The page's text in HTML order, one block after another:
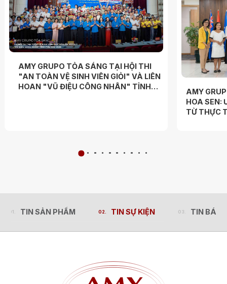
AMY GRUPO TỎA SÁNG TẠI HỘI THI
"AN TOÀN VỆ SINH VIÊN GIỎI" VÀ LIÊN
HOAN "VŨ ĐIỆU CÔNG NHÂN" TỈNH
AMY
HOA SEN:
TỪ THỰC
TIN SẢN PHẨM
TIN SẢN PHẨM
TIN SỰ KIỆN
TIN SỰ KIỆN
TIN BÁO
TIN BÁO